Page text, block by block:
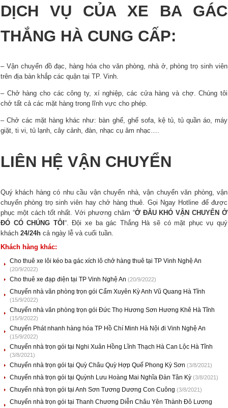
DỊCH VỤ CỦA XE BA GÁC
THẮNG HÀ CUNG CẤP:
– Vận chuyển đồ đạc, hàng hóa cho văn phòng, nhà ở, phòng trọ sinh viên
trên địa bàn khắp các quận tại TP. Vinh.
– Chở hàng cho các công ty, xí nghiệp, các cửa hàng và chợ. Chúng tôi
chở tất cả các mặt hàng trong lĩnh vực cho phép.
– Chở các mặt hàng khác như: bàn ghế, ghế sofa, kệ tủ, tủ quần áo, máy
giặt, ti vi, tủ lạnh, cây cảnh, đàn, nhạc cụ âm nhạc….
LIÊN HỆ VẬN CHUYỂN
Quý khách hàng có nhu cầu vận chuyển nhà, vận chuyển văn phòng, vận
chuyển phòng trọ sinh viên hay chở hàng thuê. Gọi Ngay Hotline để được
phục một cách tốt nhất.
Với phương châm “Ở ĐÂU KHÓ VẬN CHUYỂN Ở
ĐÓ CÓ CHÚNG TÔI“. Đội xe ba gác Thắng Hà sẽ có mặt phục vụ quý
khách 24/24h cả ngày lễ và cuối tuần.
Khách hàng khác:
Cho thuê xe lôi kéo ba gác xích lô chở hàng thuê tại TP Vinh Nghệ An
(20/9/2022)
Cho thuê xe đạp điện tại TP Vinh Nghệ An (20/9/2022)
Chuyển nhà văn phòng trọn gói Cẩm Xuyên Kỳ Anh Vũ Quang Hà Tĩnh
(15/9/2022)
Chuyển nhà văn phòng trọn gói Đức Thọ Hương Sơn Hương Khê Hà Tĩnh
(15/9/2022)
Chuyển Phát nhanh hàng hóa TP Hồ Chí Minh Hà Nội đi Vinh Nghệ An
(15/9/2022)
Chuyển nhà trọn gói tại Nghi Xuân Hồng Lĩnh Thạch Hà Can Lộc Hà Tĩnh
(3/8/2021)
Chuyển nhà trọn gói tại Quỳ Châu Quỳ Hợp Quế Phong Kỳ Sơn (3/8/2021)
Chuyển nhà trọn gói tại Quỳnh Lưu Hoàng Mai Nghĩa Đàn Tân Kỳ (3/8/2021)
Chuyển nhà trọn gói tại Anh Sơn Tương Dương Con Cuông (3/8/2021)
Chuyển nhà trọn gói tại Thanh Chương Diễn Châu Yên Thành Đô Lương